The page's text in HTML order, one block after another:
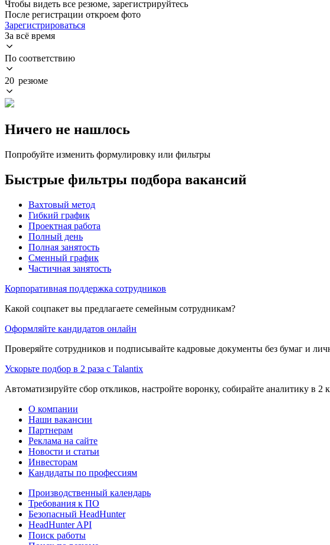
Чтобы видеть все резюме, зарегистрируйтесь
После регистрации откроем фото
Зарегистрироваться
За всё время
По соответствию
20 резюме
Ничего не нашлось
Попробуйте изменить формулировку или фильтры
Быстрые фильтры подбора вакансий
Вахтовый метод
Гибкий график
Проектная работа
Полный день
Полная занятость
Сменный график
Частичная занятость
Корпоративная поддержка сотрудников
Какой соцпакет вы предлагаете семейным сотрудникам?
Оформляйте кандидатов онлайн
Проверяйте сотрудников и подписывайте кадровые документы без бумаг и
Ускорьте подбор в 2 раза с Talantix
Автоматизируйте сбор откликов, настройте воронку, собирайте аналитику в 2
О компании
Наши вакансии
Партнерам
Реклама на сайте
Новости и статьи
Инвесторам
Кандидаты по профессиям
Производственный календарь
Требования к ПО
Безопасный HeadHunter
HeadHunter API
Поиск работы